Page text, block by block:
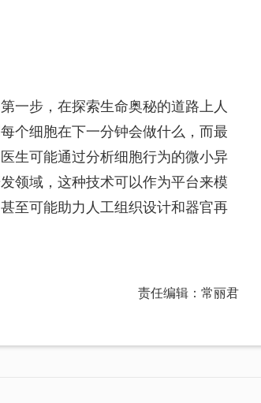
一步，在探索生命奥秘的道路上人
个细胞在下一分钟会做什么，而最
生可能通过分析细胞行为的微小异
领域，这种技术可以作为平台来模
至可能助力人工组织设计和器官再
责任编辑：常丽君